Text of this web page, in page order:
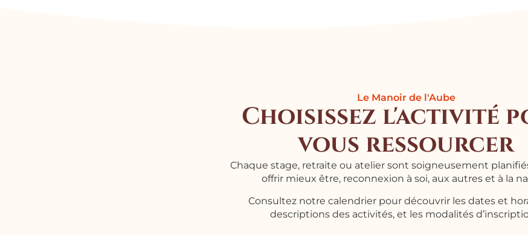
Le Manoir de l'Aube
Choisissez l'activité
vous ressourcer
Chaque stage, retraite ou atelier sont soigneusement
offrir mieux être, reconnexion à soi, aux autres et à la
Consultez notre calendrier pour découvrir les dates et
descriptions des activités, et les modalités